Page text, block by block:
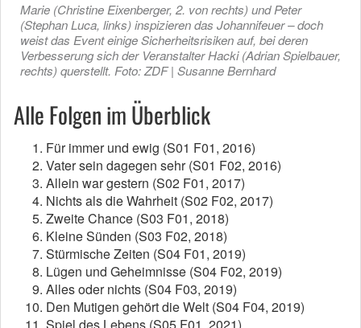
Marie (Christine Eixenberger, 2. von rechts) und Peter
(Stephan Luca, links) inspizieren das Johannifeuer – doch
weist das Event einige Sicherheitsrisiken auf, bei deren
Verbesserung sich der Veranstalter Hacki (Adrian Spielbauer,
rechts) querstellt. Foto: ZDF | Susanne Bernhard
Alle Folgen im Überblick
Für immer und ewig (S01 F01, 2016)
Vater sein dagegen sehr (S01 F02, 2016)
Allein war gestern (S02 F01, 2017)
Nichts als die Wahrheit (S02 F02, 2017)
Zweite Chance (S03 F01, 2018)
Kleine Sünden (S03 F02, 2018)
Stürmische Zeiten (S04 F01, 2019)
Lügen und Geheimnisse (S04 F02, 2019)
Alles oder nichts (S04 F03, 2019)
Den Mutigen gehört die Welt (S04 F04, 2019)